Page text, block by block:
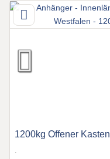
1200kg Offener